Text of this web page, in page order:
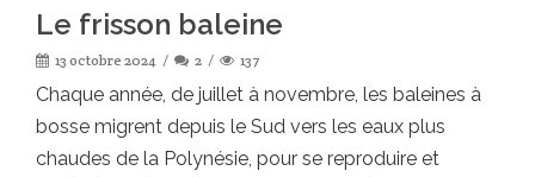
Le frisson baleine
13 octobre 2024 2 137
Chaque année, de juillet à novembre, les baleines à
bosse migrent depuis le Sud vers les eaux plus
chaudes de la Polynésie, pour se reproduire et